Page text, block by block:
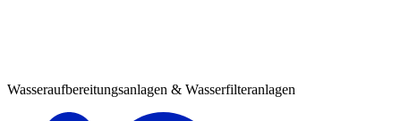
Wasseraufbereitungsanlagen & Wasserfilteranlagen